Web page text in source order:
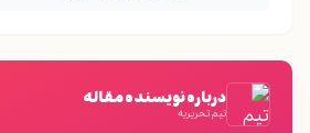
درباره نویسنده مقاله
تیم تحریریه